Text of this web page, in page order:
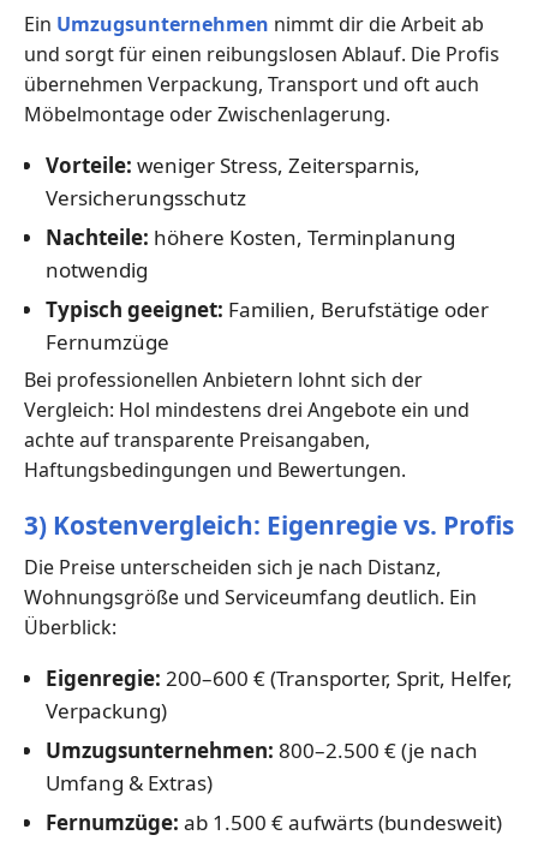
Ein Umzugsunternehmen nimmt dir die Arbeit ab
und sorgt für einen reibungslosen Ablauf. Die Profis
übernehmen Verpackung, Transport und oft auch
Möbelmontage oder Zwischenlagerung.
Vorteile: weniger Stress, Zeitersparnis,
Versicherungsschutz
Nachteile: höhere Kosten, Terminplanung
notwendig
Typisch geeignet: Familien, Berufstätige oder
Fernumzüge
Bei professionellen Anbietern lohnt sich der
Vergleich: Hol mindestens drei Angebote ein und
achte auf transparente Preisangaben,
Haftungsbedingungen und Bewertungen.
3) Kostenvergleich: Eigenregie vs. Profis
Die Preise unterscheiden sich je nach Distanz,
Wohnungsgröße und Serviceumfang deutlich. Ein
Überblick:
Eigenregie: 200–600 € (Transporter, Sprit, Helfer,
Verpackung)
Umzugsunternehmen: 800–2.500 € (je nach
Umfang & Extras)
Fernumzüge: ab 1.500 € aufwärts (bundesweit)